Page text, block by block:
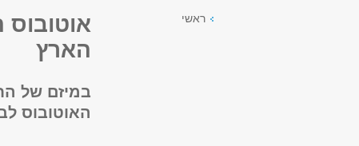
ראשי
הארץ
במיזם של
האוטובוס